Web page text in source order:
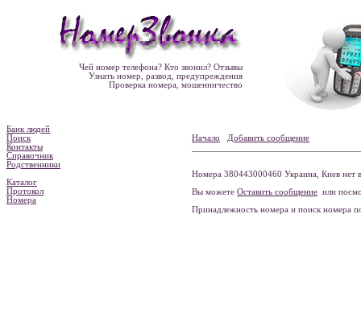
Чей номер телефона? Кто звонил? Отзывы
Узнать номер, развод, предупреждения
Проверка номера, мошенничество
Банк людей
Поиск
Контакты
Справочник
Родственники
Каталог
Протокол
Номера
Начало Добавить сообщение
Номера 380443000460 Украина, Киев нет в
Вы можете Оставить сообщение или
Принадлежность номера и поиск номера